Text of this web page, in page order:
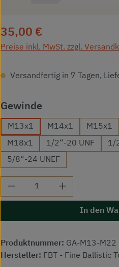
Regulärer Preis:
35,00 €
Preise inkl. MwSt. zzgl.
Versandfertig in 7 Tagen,
Gewindeauswählen
M13x1 M14x1 M15x1
M18x1 1/2“-20 UNF
1/
5/8“-24 UNEF
Produkt Anzahl: Gib
In den
Produktnummer: GA-M13-M22
Hersteller: FBT - Fine Ballistic